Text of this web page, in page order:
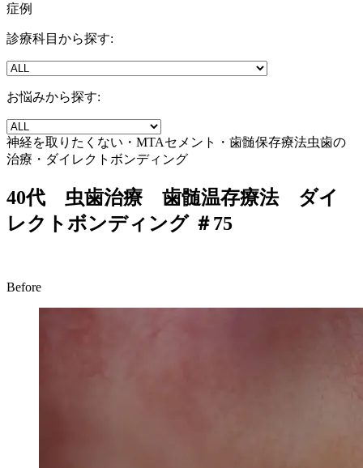
症例
診療科目から探す:
お悩みから探す:
神経を取りたくない・MTAセメント・歯髄保存療法虫歯の
治療・ダイレクトボンディング
40代 虫歯治療 歯髄温存療法 ダイ
レクトボンディング ＃75
Before